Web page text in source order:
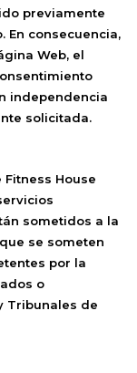
previamente
En consecuencia,
Web, el
independencia
solicitada.
Fitness House
sometidos a la
se someten
por la
o
Tribunales de